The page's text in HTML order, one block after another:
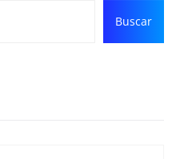
Buscar